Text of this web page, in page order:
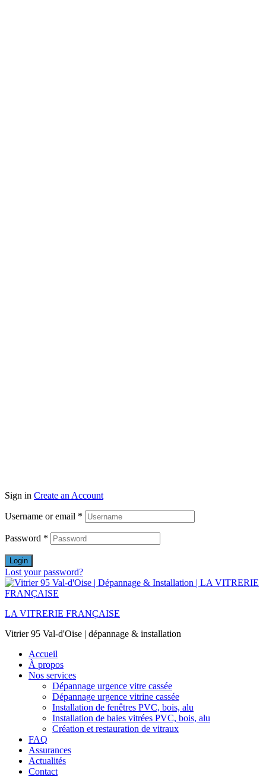
Sign in Create an Account
Username or email *
Password *
Login
Lost your password?
LA VITRERIE FRANÇAISE
Vitrier 95 Val-d'Oise | dépannage & installation
Accueil
À propos
Nos services
Dépannage urgence vitre cassée
Dépannage urgence vitrine cassée
Installation de fenêtres PVC, bois, alu
Installation de baies vitrées PVC, bois, alu
Création et restauration de vitraux
FAQ
Assurances
Actualités
Contact